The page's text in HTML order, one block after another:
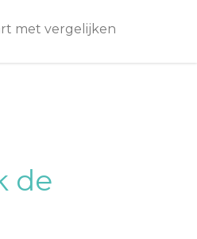
met vergelijken
de